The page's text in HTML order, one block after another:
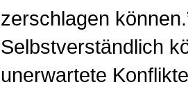
zerschlagen
Selbstverständlich
unerwartete